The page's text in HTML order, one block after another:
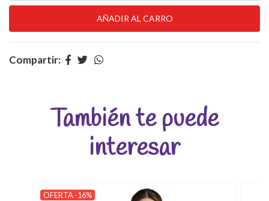
Compartir:
También te puede
interesar
OFERTA -16%